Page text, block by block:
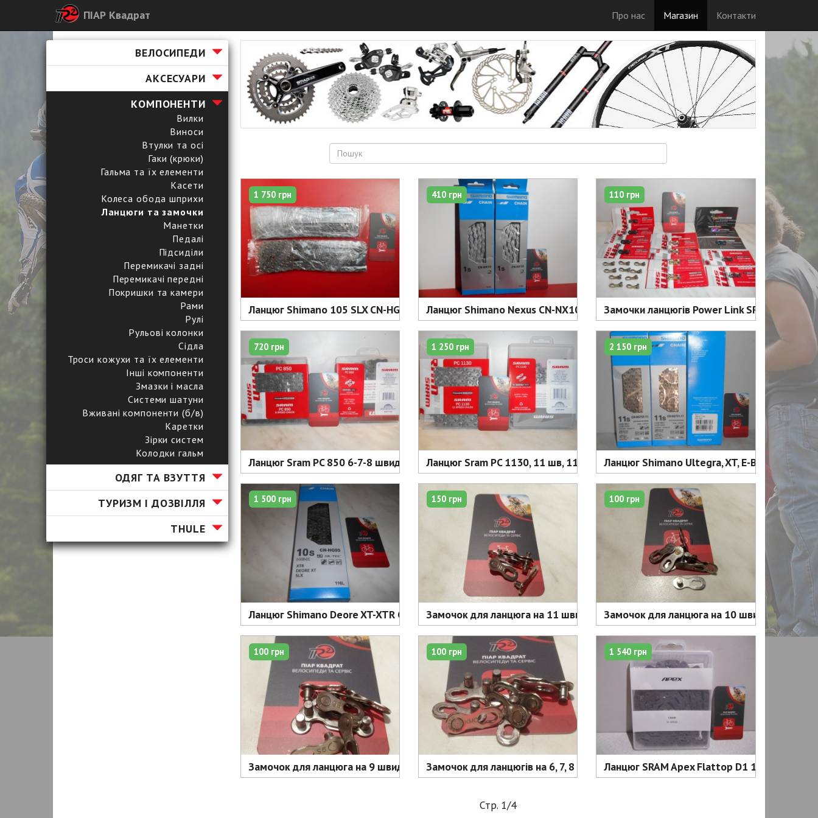
ПІАР Квадрат Про нас Магазин Контакти
ВЕЛОСИПЕДИ
АКСЕСУАРИ
КОМПОНЕНТИ
Вилки
Виноси
Втулки та осі
Гаки (крюки)
Гальма та їх елементи
Касети
Колеса обода шприхи
Ланцюги та замочки
Манетки
Педалі
Підсиділи
Перемикачі задні
Перемикачі передні
Покришки та камери
Рами
Рулі
Рульові колонки
Сідла
Троси кожухи та їх елементи
Інші компоненти
Змазки і масла
Системи шатуни
Вживані компоненти (б/в)
Каретки
Зірки систем
Колодки гальм
ОДЯГ ТА ВЗУТТЯ
ТУРИЗМ І ДОЗВІЛЛЯ
ТHULE
Ланцюг Shimano 105 SLX CN-HG601 Chain 11 замок - 1750 грн
1 750 грн
Ланцюг Shimano Nexus CN-NX10 1 шв 114 ланок - 410 грн
410 грн
Замочки ланцюгів Power Link SRAM
110 грн
Ланцюг Sram PC 850 6-7-8 швидкостей - 720 грн
720 грн
Ланцюг Sram PC 1130, 11 шв, 114 л + замок - 1250 грн
1 250 грн
Ланцюг Shimano Ultegra, XT, E-Bike CN-
2 150 грн
Ланцюг Shimano Deore XT-XTR CN-HG95 10 шв, 116 ланок - 1500 грн
1 500 грн
Замочок для ланцюга на 11 швидкостей - 150 грн.
150 грн
Замочок для ланцюга на 10 швидкостей -
100 грн
Замочок для ланцюга на 9 швидкостей - 100 грн.
100 грн
Замочок для ланцюгів на 6, 7, 8 швидкостей - 100 грн
100 грн
Ланцюг SRAM Apex Flattop D1 12 шв 114
1 540 грн
Стр. 1/4